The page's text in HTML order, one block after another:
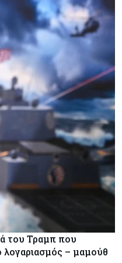
του Τραμπ που
λογαριασμός – μαμούθ